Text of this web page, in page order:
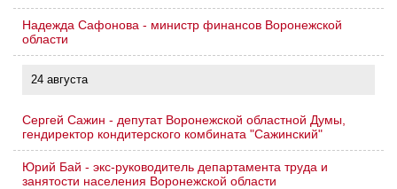
Надежда Сафонова - министр финансов Воронежской
области
24 августа
Сергей Сажин - депутат Воронежской областной Думы,
гендиректор кондитерского комбината "Сажинский"
Юрий Бай - экс-руководитель департамента труда и
занятости населения Воронежской области